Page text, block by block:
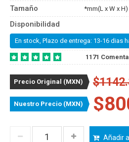
Tamaño *mm(L x W x H)
Disponibilidad
En stock, Plazo de entrega: 13-16 dias
1171
Precio Original (MXN)
Nuestro Precio (MXN)
Añadir